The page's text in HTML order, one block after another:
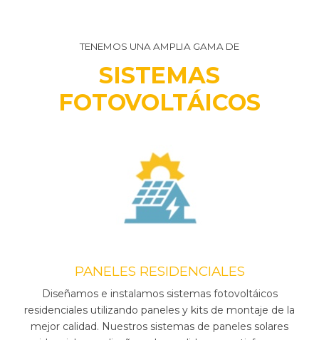
TENEMOS UNA AMPLIA GAMA DE
SISTEMAS
FOTOVOLTÁICOS
PANELES RESIDENCIALES
Diseñamos e instalamos sistemas fotovoltáicos
residenciales utilizando paneles y kits de montaje de la
mejor calidad. Nuestros sistemas de paneles solares